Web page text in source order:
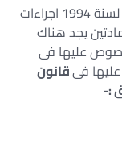
ولقد نظمت المواد 56 , 58 من القانون 27 لسنة 1994 اجراءات
يجد هناك
عليها فى
فىقانون
:-